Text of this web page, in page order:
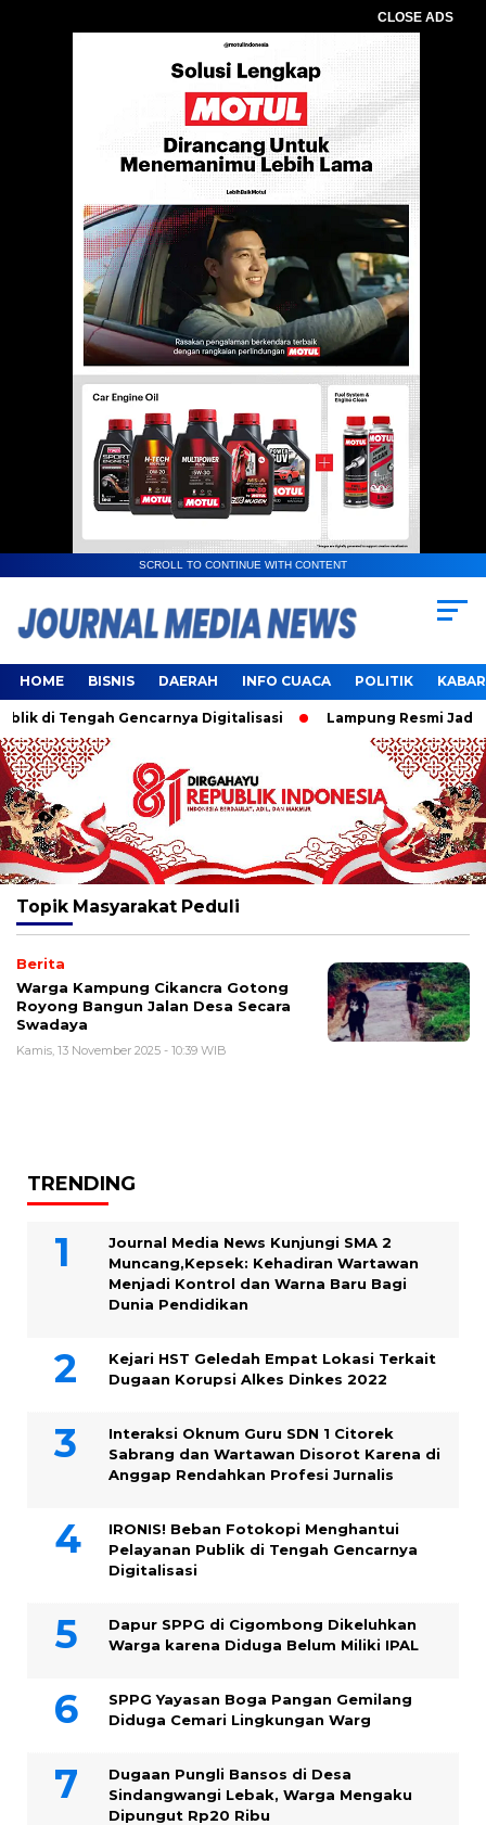
CLOSE ADS
SCROLL TO CONTINUE WITH CONTENT
HOME BISNIS DAERAH INFO CUACA POLITIK
di Tengah Gencarnya Digitalisasi Lampung Resmi Jadi
Topik Masyarakat Peduli
Berita
Warga Kampung Cikancra Gotong
Royong Bangun Jalan Desa Secara
Swadaya
Kamis, 13 November 2025 - 10:39 WIB
TRENDING
Journal Media News Kunjungi SMA 2
Muncang,Kepsek: Kehadiran Wartawan
Menjadi Kontrol dan Warna Baru Bagi
Dunia Pendidikan
Kejari HST Geledah Empat Lokasi Terkait
Dugaan Korupsi Alkes Dinkes 2022
Interaksi Oknum Guru SDN 1 Citorek
Sabrang dan Wartawan Disorot Karena di
Anggap Rendahkan Profesi Jurnalis
IRONIS! Beban Fotokopi Menghantui
Pelayanan Publik di Tengah Gencarnya
Digitalisasi
Dapur SPPG di Cigombong Dikeluhkan
Warga karena Diduga Belum Miliki IPAL
SPPG Yayasan Boga Pangan Gemilang
Diduga Cemari Lingkungan Warg
Dugaan Pungli Bansos di Desa
Sindangwangi Lebak, Warga Mengaku
Dipungut Rp20 Ribu